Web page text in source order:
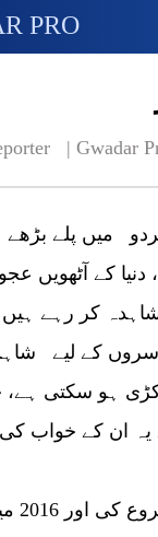
PRO
| Gwadar
کے آٹھویں
کر رہے
کے لیے
کڑی ہو سکتی ہے،
یہ ان کے خواب
عدنان